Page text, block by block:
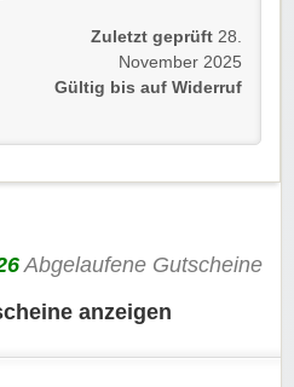
für bequeme Rücksendungen
– findet alles an einem
euren Einkauf so
Zuletzt geprüft 28.
November 2025
Gültig bis auf Widerruf
Abgelaufene Gutscheine
anzeigen